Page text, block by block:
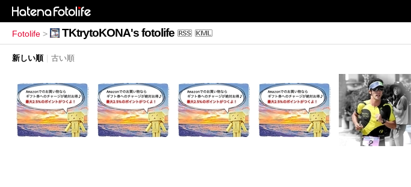
Fotolife > TKtrytoKONA's fotolife
新しい順 古い順